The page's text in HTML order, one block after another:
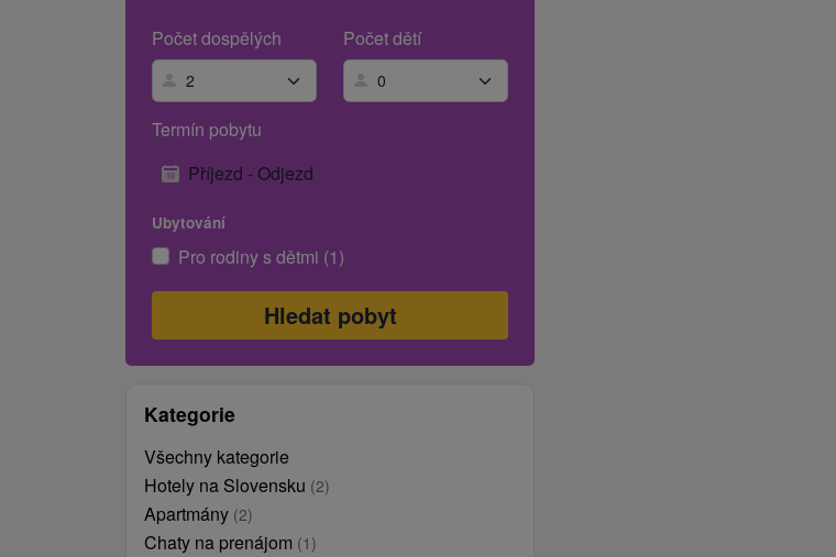
Počet dospělých
Počet dětí
Termín pobytu
Příjezd - Odjezd
Ubytování
Pro rodiny s dětmi (1)
Kategorie
Všechny kategorie
Hotely na Slovensku (2)
Apartmány (2)
Chaty na prenájom (1)